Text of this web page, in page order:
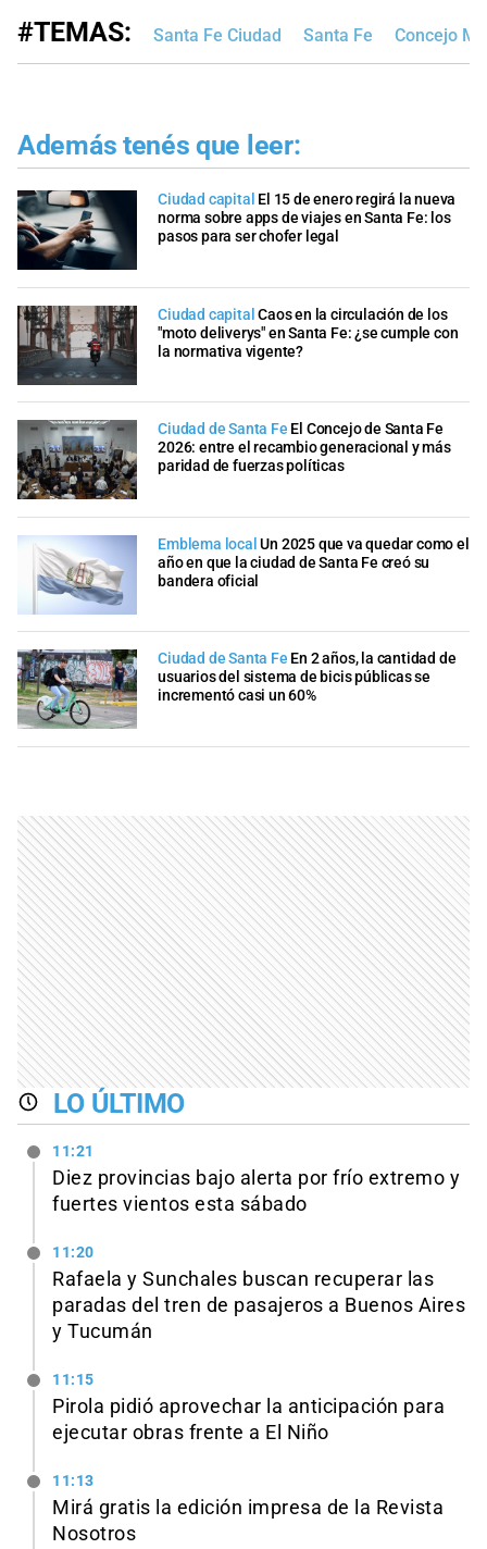
#TEMAS: Santa Fe Ciudad Santa Fe Concejo
Además tenés que leer:
Ciudad capital El 15 de enero regirá la nueva
norma sobre apps de viajes en Santa Fe: los
pasos para ser chofer legal
Ciudad capital Caos en la circulación de los
"moto deliverys" en Santa Fe: ¿se cumple con
la normativa vigente?
Ciudad de Santa Fe El Concejo de Santa Fe
2026: entre el recambio generacional y más
paridad de fuerzas políticas
Emblema local Un 2025 que va quedar como el
año en que la ciudad de Santa Fe creó su
bandera oficial
Ciudad de Santa Fe En 2 años, la cantidad de
usuarios del sistema de bicis públicas se
incrementó casi un 60%
LO ÚLTIMO
11:21
Diez provincias bajo alerta por frío extremo y
fuertes vientos esta sábado
11:20
Rafaela y Sunchales buscan recuperar las
paradas del tren de pasajeros a Buenos Aires
y Tucumán
11:15
Pirola pidió aprovechar la anticipación para
ejecutar obras frente a El Niño
11:13
Mirá gratis la edición impresa de la Revista
Nosotros